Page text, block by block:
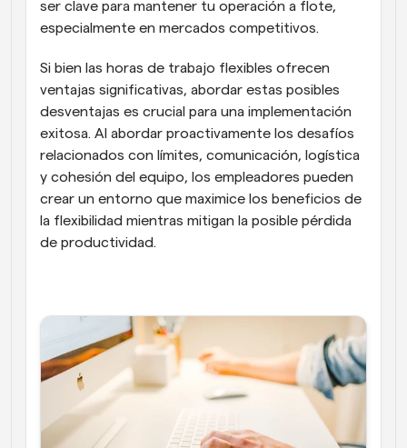
ser clave para mantener tu operación a flote,
especialmente en mercados competitivos.
Si bien las horas de trabajo flexibles ofrecen
ventajas significativas, abordar estas posibles
desventajas es crucial para una implementación
exitosa. Al abordar proactivamente los desafíos
relacionados con límites, comunicación, logística
y cohesión del equipo, los empleadores pueden
crear un entorno que maximice los beneficios de
la flexibilidad mientras mitigan la posible pérdida
de productividad.